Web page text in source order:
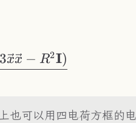
3xx − R2I)
也可以用四电荷方框的